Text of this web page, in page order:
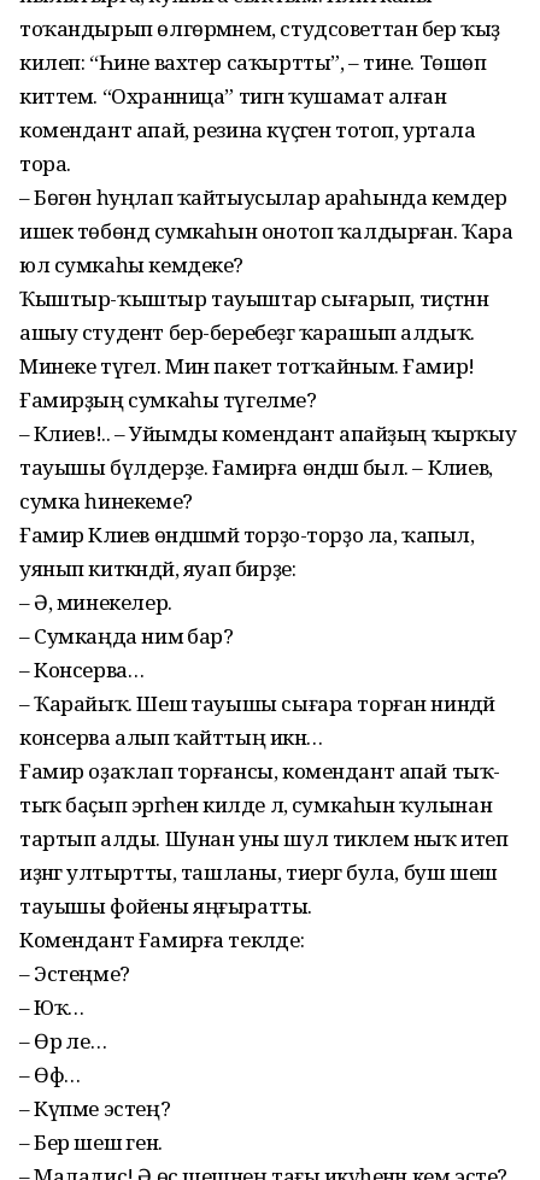
тоҡандырып өлгөрмәнем, студсоветтан бер ҡыҙ
килеп: “Һине вахтер саҡыртты”, – тине. Төшөп
киттем. “Охранница” тигән ҡушамат алған
комендант апай, резина күҫәген тотоп, уртала
тора.
– Бөгөн һуңлап ҡайтыусылар араһында кемдер
ишек төбөндә сумкаһын онотоп ҡалдырған. Ҡара
юл сумкаһы кемдеке?
Ҡыштыр-ҡыштыр тауыштар сығарып, тиҫтәнән
ашыу студент бер-беребеҙгә ҡарашып алдыҡ.
Минеке түгел. Мин пакет тотҡайным. Ғамир!
Ғамирҙың сумкаһы түгелме?
– Кәлиев!.. – Уйымды комендант апайҙың ҡырҡыу
тауышы бүлдерҙе. Ғамирға өндәшә был. – Кәлиев,
сумка һинекеме?
Ғамир Кәлиев өндәшмәй торҙо-торҙо ла, ҡапыл,
уянып киткәндәй, яуап бирҙе:
– Ә, минекелер.
– Сумкаңда нимә бар?
– Консерва…
– Ҡарайыҡ. Шешә тауышы сығара торған ниндәй
консерва алып ҡайттың икән…
Ғамир оҙаҡлап торғансы, комендант апай тыҡ-
тыҡ баҫып эргәһенә килде лә, сумкаһын ҡулынан
тартып алды. Шунан уны шул тиклем ныҡ итеп
иҙәнгә ултыртты, ташланы, тиергә була, буш шешә
тауышы фойены яңғыратты.
Комендант Ғамирға текәлде:
– Эстеңме?
– Юҡ…
– Өр әле…
– Өф…
– Күпме эстең?
– Бер шешә генә.